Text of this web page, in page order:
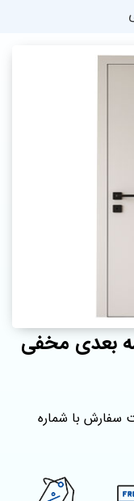
بعدی مخفی
سفارش با شماره‌